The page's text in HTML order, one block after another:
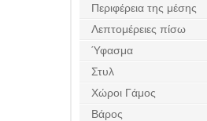
Περιφέρεια της μέσης
Λεπτομέρειες πίσω
Ύφασμα
Στυλ
Χώροι Γάμος
Βάρος